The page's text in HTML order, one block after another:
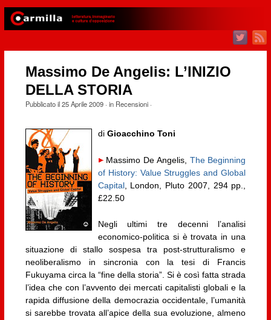
Massimo De Angelis: L’INIZIO
DELLA STORIA
Pubblicato il25 Aprile 2009· in Recensioni·
di Gioacchino Toni
Massimo De Angelis, The Beginning
of History: Value Struggles and Global
Capital, London, Pluto 2007, 294 pp.,
£22.50
Negli ultimi tre decenni l’analisi
economico-politica si è trovata in una
situazione di stallo sospesa tra post-strutturalismo e
neoliberalismo in sincronia con la tesi di Francis
Fukuyama circa la “fine della storia”. Si è così fatta strada
l’idea che con l’avvento dei mercati capitalisti globali e la
rapida diffusione della democrazia occidentale, l’umanità
si sarebbe trovata all’apice della sua evoluzione, almeno